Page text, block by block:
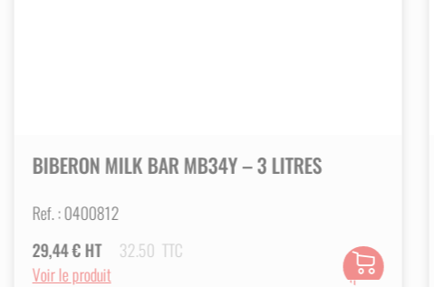
BIBERON MILK BAR MB34Y – 3 LITRES
Ref. :0400812
29,44€HT 32.50TTC
Voir le produit
Ajouter